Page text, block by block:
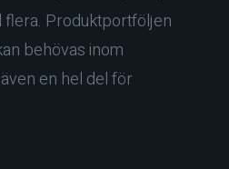
flera. Produktportföljen
behövas inom
en hel del för